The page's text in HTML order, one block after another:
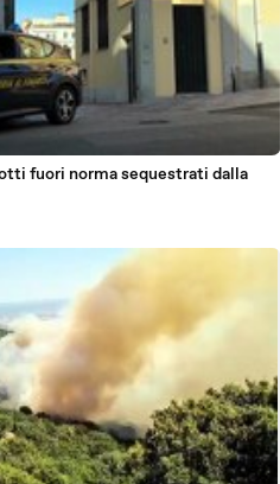
fuori norma sequestrati dalla